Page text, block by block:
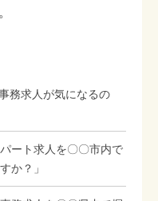
務求人が気になるの
ート求人を〇〇市内で
か？」